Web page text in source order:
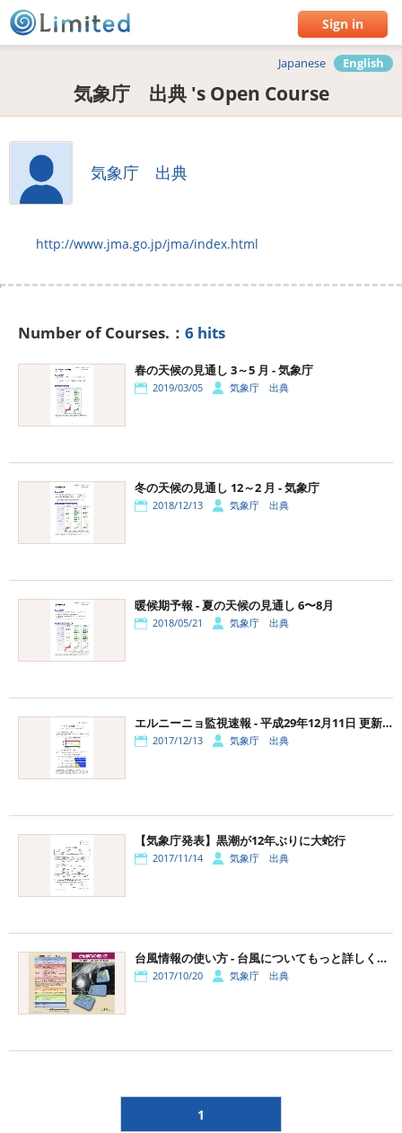
Sign in
気象庁 出典 's Open Course
Japanese English
気象庁 出典
http://www.jma.go.jp/jma/index.html
Number of Courses.： 6 hits
春の天候の見通し 3～5 月 - 気象庁
2019/03/05 気象庁 出典
冬の天候の見通し 12～2 月 - 気象庁
2018/12/13 気象庁 出典
暖候期予報 - 夏の天候の見通し 6〜8月
2018/05/21 気象庁 出典
エルニーニョ監視速報 - 平成29年12月11日 更新版
2017/12/13 気象庁 出典
【気象庁発表】黒潮が12年ぶりに大蛇行
2017/11/14 気象庁 出典
台風情報の使い方 - 台風についてもっと詳しく・・
2017/10/20 気象庁 出典
1